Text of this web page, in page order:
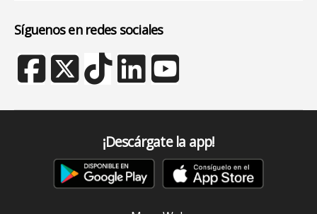
Síguenos en redes sociales
¡Descárgate la app!